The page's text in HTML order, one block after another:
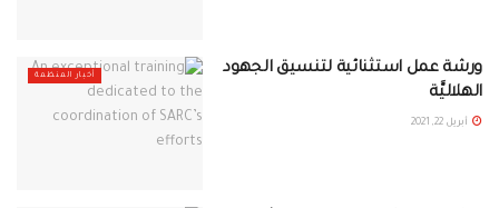
أخبار المنظمة
ورشة عمل استثنائية لتنسيق الجهود
الهلاليَّة
أبريل 22, 2021